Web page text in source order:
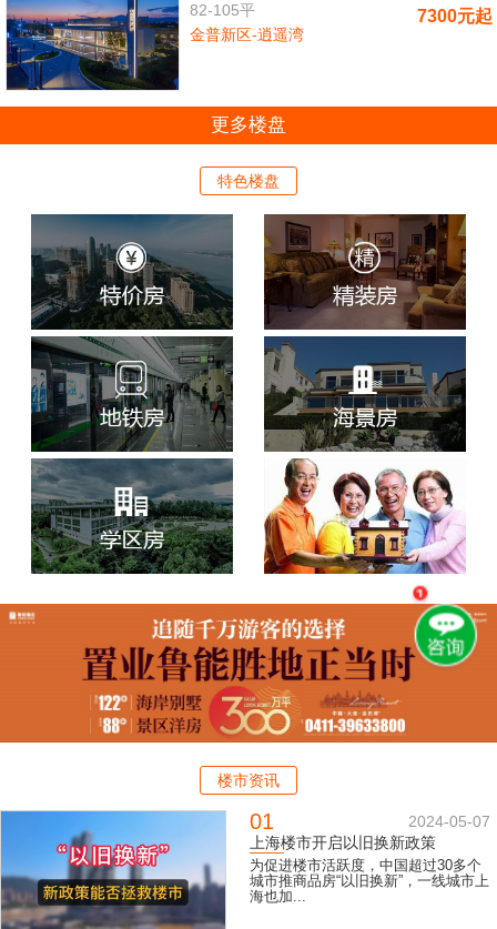
82-105平
金普新区-逍遥湾
7300元起
更多楼盘
特色楼盘
楼市资讯
01
2024-05-07
上海楼市开启以旧换新政策
为促进楼市活跃度，中国超过30多个
城市推商品房“以旧换新”，一线城市上
海也加...